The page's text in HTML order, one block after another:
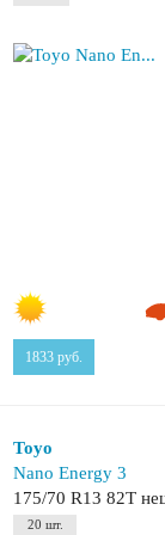
1833 руб.
Toyo
Nano Energy 3
175/70 R13 82T
20 шт.